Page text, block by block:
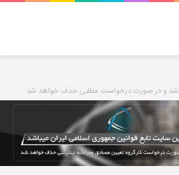
و در صورت درخواست مطلبی حذف خواهد شد